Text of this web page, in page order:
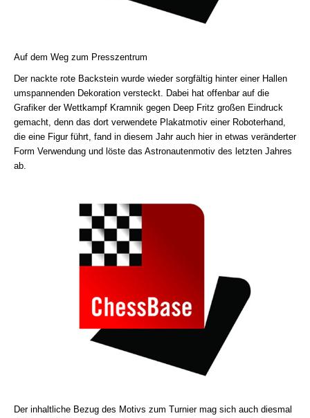
Auf dem Weg zum Presszentrum
Der nackte rote Backstein wurde wieder sorgfältig hinter einer Hallen
umspannenden Dekoration versteckt. Dabei hat offenbar auf die
Grafiker der Wettkampf Kramnik gegen Deep Fritz großen Eindruck
gemacht, denn das dort verwendete Plakatmotiv einer Roboterhand,
die eine Figur führt, fand in diesem Jahr auch hier in etwas veränderter
Form Verwendung und löste das Astronautenmotiv des letzten Jahres
ab.
Der inhaltliche Bezug des Motivs zum Turnier mag sich auch diesmal